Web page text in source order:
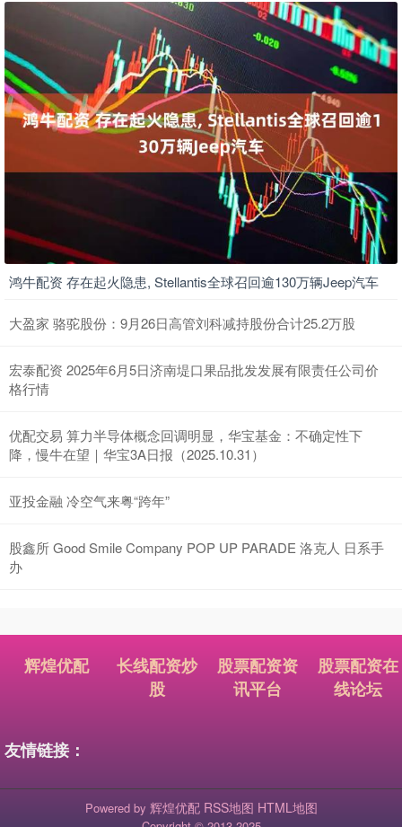
鸿牛配资 存在起火隐患, Stellantis全球召回逾130万辆Jeep汽车
大盈家 骆驼股份：9月26日高管刘科减持股份合计25.2万股
宏泰配资 2025年6月5日济南堤口果品批发发展有限责任公司价
格行情
优配交易 算力半导体概念回调明显，华宝基金：不确定性下
降，慢牛在望｜华宝3A日报（2025.10.31）
亚投金融 冷空气来粤“跨年”
股鑫所 Good Smile Company POP UP PARADE 洛克人 日系手
办
辉煌优配
长线配资炒
股
股票配资资
讯平台
股票配资在
线论坛
友情链接：
Powered by 辉煌优配 RSS地图 HTML地图